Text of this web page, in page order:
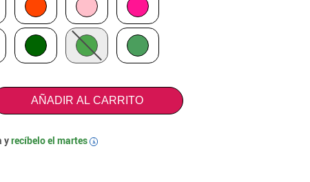
AÑADIR AL CARRITO
yrecíbelo el martes i